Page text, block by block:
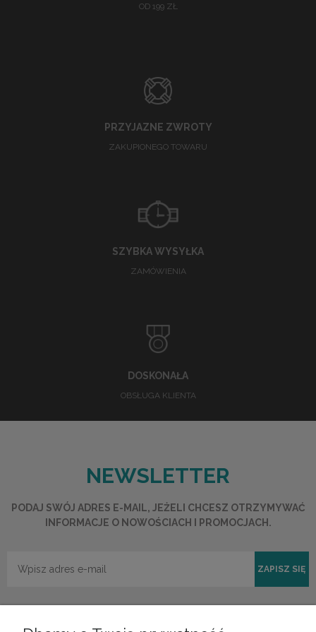
OD 199 ZŁ
PRZYJAZNE ZWROTY
ZAKUPIONEGO TOWARU
SZYBKA WYSYŁKA
ZAMÓWIENIA
DOSKONAŁA
OBSŁUGA KLIENTA
NEWSLETTER
PODAJ SWÓJ ADRES E-MAIL, JEŻELI CHCESZ OTRZYMYWAĆ
INFORMACJE O NOWOŚCIACH I PROMOCJACH.
ZAPISZ SIĘ